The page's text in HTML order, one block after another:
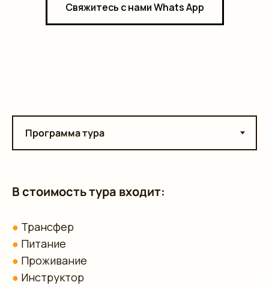
Свяжитесь с нами Whats App
В стоимость тура входит:
● Трансфер
● Питание
● Проживание
● Инструктор